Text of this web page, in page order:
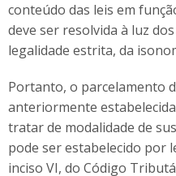
conteúdo das leis em
deve ser resolvida à luz
legalidade estrita, da
Portanto, o parcelamento
anteriormente
tratar de modalidade de
pode ser estabelecido por
inciso VI, do Código